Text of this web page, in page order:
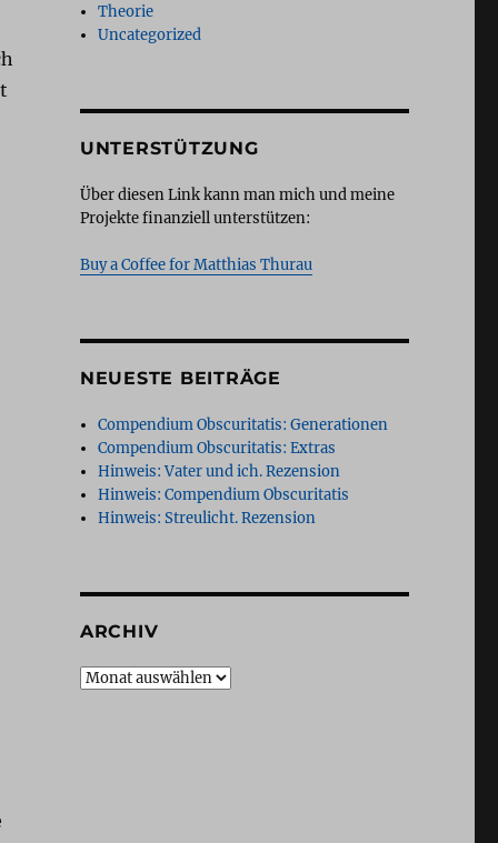
Theorie
Uncategorized
UNTERSTÜTZUNG
Über diesen Link kann man mich und meine
Projekte finanziell unterstützen:
Buy a Coffee for Matthias Thurau
NEUESTE BEITRÄGE
Compendium Obscuritatis: Generationen
Compendium Obscuritatis: Extras
Hinweis: Vater und ich. Rezension
Hinweis: Compendium Obscuritatis
Hinweis: Streulicht. Rezension
ARCHIV
Archiv